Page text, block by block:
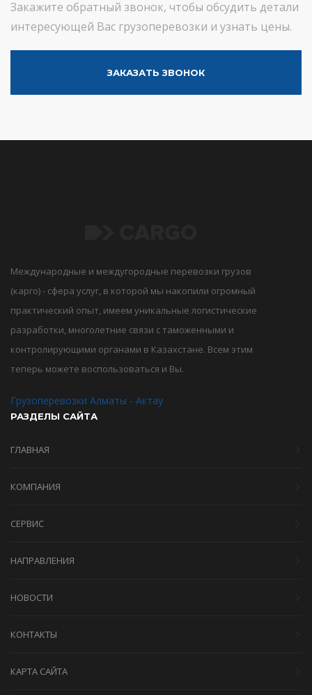
Закажите обратный звонок, чтобы обсудить детали
интересующей Вас грузоперевозки и узнать цены.
ЗАКАЗАТЬ ЗВОНОК
Международные и междугородные перевозки грузов
(карго) - сфера услуг, в которой мы накопили огромный
практический опыт, имеем уникальные логистические
разработки, многолетние связи с таможенными и
контролирующими органами в Казахстане. Всем этим
теперь можете воспользоваться и Вы.
Грузоперевозки Алматы - Актау
РАЗДЕЛЫ САЙТА
ГЛАВНАЯ
КОМПАНИЯ
СЕРВИС
НАПРАВЛЕНИЯ
НОВОСТИ
КОНТАКТЫ
КАРТА САЙТА